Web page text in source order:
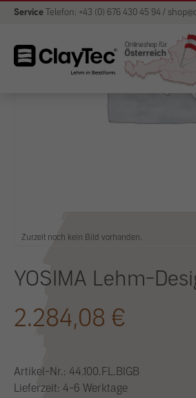
Service Telefon: +43 (0) 676 430 45 94 /
Zurzeit noch kein Bild vorhanden.
YOSIMA Lehm-
2.284,08 €
Artikel-Nr.: 44.100.FL.BIGB
Lieferzeit: 4-6 Werktage